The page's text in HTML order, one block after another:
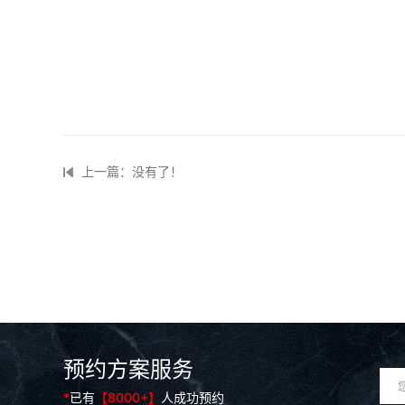
上一篇：没有了！
预约方案服务
*已有 【8000+】 人成功预约